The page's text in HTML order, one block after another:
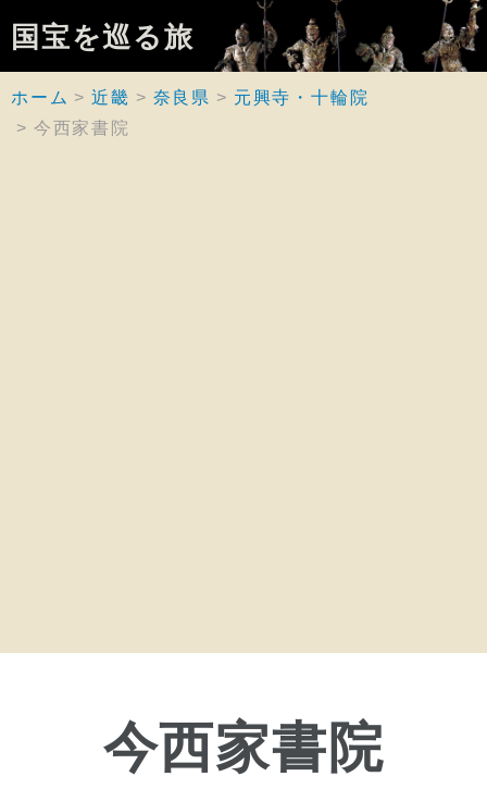
国宝を巡る旅
ホーム 近畿 奈良県
元興寺・十輪院
今西家書院
今西家書院